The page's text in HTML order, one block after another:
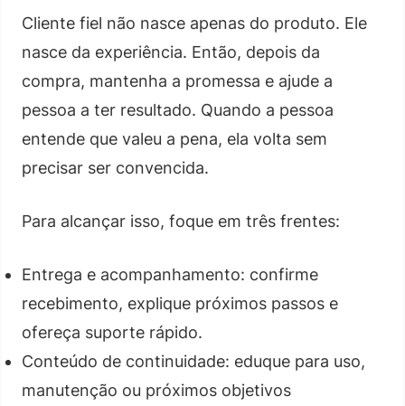
Cliente fiel não nasce apenas do produto. Ele
nasce da experiência. Então, depois da
compra, mantenha a promessa e ajude a
pessoa a ter resultado. Quando a pessoa
entende que valeu a pena, ela volta sem
precisar ser convencida.
Para alcançar isso, foque em três frentes:
Entrega e acompanhamento: confirme
recebimento, explique próximos passos e
ofereça suporte rápido.
Conteúdo de continuidade: eduque para uso,
manutenção ou próximos objetivos